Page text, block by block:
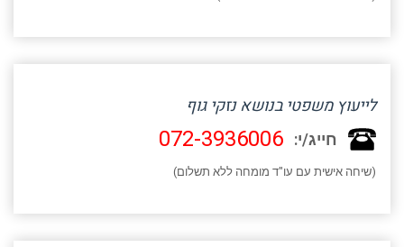
לייעוץ משפטי בנושא נזקי גוף
חייג/י: 072-3936006
(שיחה אישית עם עו"ד מומחה ללא תשלום)